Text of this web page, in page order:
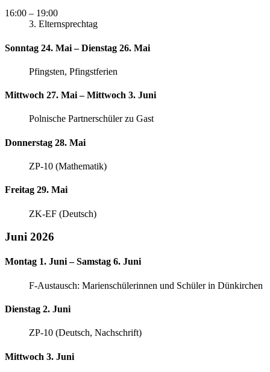
16:00 – 19:00
3. Elternsprechtag
Sonntag 24. Mai – Dienstag 26. Mai
Pfingsten, Pfingstferien
Mittwoch 27. Mai – Mittwoch 3. Juni
Polnische Partnerschüler zu Gast
Donnerstag 28. Mai
ZP-10 (Mathematik)
Freitag 29. Mai
ZK-EF (Deutsch)
Juni 2026
Montag 1. Juni – Samstag 6. Juni
F-Austausch: Marienschülerinnen und Schüler in Dünkirchen
Dienstag 2. Juni
ZP-10 (Deutsch, Nachschrift)
Mittwoch 3. Juni